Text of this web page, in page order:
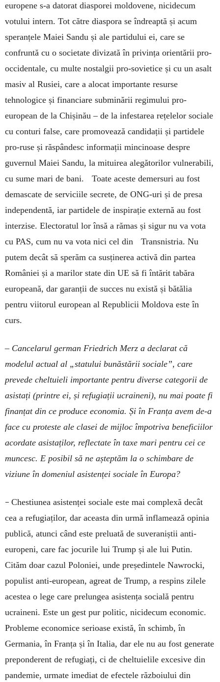
europene s-a datorat diasporei moldovene, nicidecum
votului intern. Tot către diaspora se îndreaptă și acum
speranțele Maiei Sandu și ale partidului ei, care se
confruntă cu o societate divizată în privința orientării pro-
occidentale, cu multe nostalgii pro-sovietice și cu un asalt
masiv al Rusiei, care a alocat importante resurse
tehnologice și financiare subminării regimului pro-
european de la Chișinău – de la infestarea rețelelor sociale
cu conturi false, care promovează candidații și partidele
pro-ruse și răspândesc informații mincinoase despre
guvernul Maiei Sandu, la mituirea alegătorilor vulnerabili,
cu sume mari de bani. Toate aceste demersuri au fost
demascate de serviciile secrete, de ONG-uri și de presa
independentă, iar partidele de inspirație externă au fost
interzise. Electoratul lor însă a rămas și sigur nu va vota
cu PAS, cum nu va vota nici cel din Transnistria. Nu
putem decât să sperăm ca susținerea activă din partea
României și a marilor state din UE să fi întărit tabăra
europeană, dar garanții de succes nu există și bătălia
pentru viitorul european al Republicii Moldova este în
curs.
– Cancelarul german Friedrich Merz a declarat că
modelul actual al „statului bunăstării sociale”, care
prevede cheltuieli importante pentru diverse categorii de
asistați (printre ei, și refugiații ucraineni), nu mai poate fi
finanțat din ce produce economia. Și în Franța avem de-a
face cu proteste ale clasei de mijloc împotriva beneficiilor
acordate asistaților, reflectate în taxe mari pentru cei ce
muncesc. E posibil să ne așteptăm la o schimbare de
viziune în domeniul asistenței sociale în Europa?
– Chestiunea asistenței sociale este mai complexă decât
cea a refugiaților, dar aceasta din urmă inflamează opinia
publică, atunci când este preluată de suveraniștii anti-
europeni, care fac jocurile lui Trump și ale lui Putin.
Cităm doar cazul Poloniei, unde președintele Nawrocki,
populist anti-european, agreat de Trump, a respins zilele
acestea o lege care prelungea asistența socială pentru
ucraineni. Este un gest pur politic, nicidecum economic.
Probleme economice serioase există, în schimb, în
Germania, în Franța și în Italia, dar ele nu au fost generate
preponderent de refugiați, ci de cheltuielile excesive din
pandemie, urmate imediat de efectele războiului din